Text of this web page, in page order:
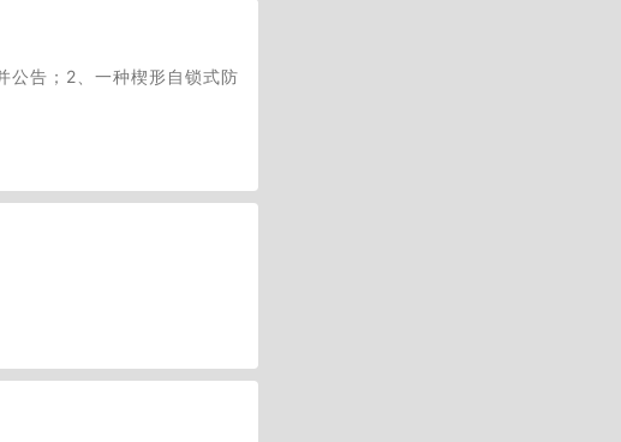
公告；2、一种楔形自锁式防